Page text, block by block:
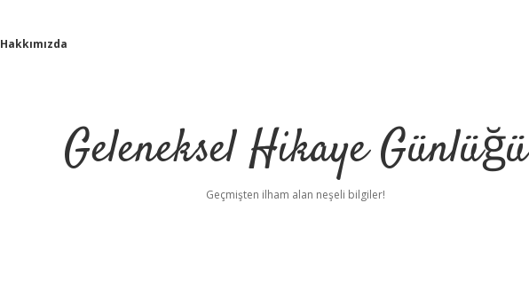
Hakkımızda
Geleneksel Hikaye Günlüğü
Geçmişten ilham alan neşeli bilgiler!